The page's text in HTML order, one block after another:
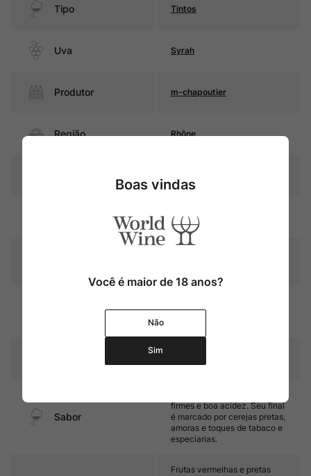
Tipo Tintos
Uva Syrah
Produtor m-chapoutier
Região Rhône
violáceos
Amadurecimento
de carvalho e 15% em
Sabor
firmes e boa acidez. Seu final
é marcado por cerejas pretas,
amoras e toques de tabaco e
especiarias.
Frutas vermelhas e pretas
Boas vindas
Você é maior de 18 anos?
Não
Sim